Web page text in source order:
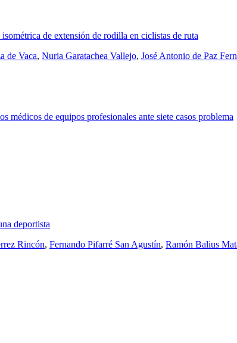
de extensión de rodilla en ciclistas de ruta
de Vaca, Nuria Garatachea Vallejo, José Antonio de Paz
médicos de equipos profesionales ante siete casos problema
deportista
Rincón, Fernando Pifarré San Agustín, Ramón Balius